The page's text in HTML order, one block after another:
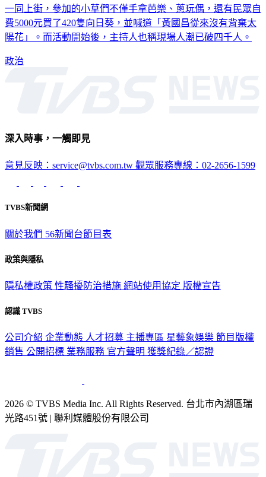
一同上街，參加的小草們不僅手拿芭樂、蔥玩偶，還有民眾自
費5000元買了420隻向日葵，並喊道「黃國昌從來沒有背棄太
陽花」。而活動開始後，主持人也稱現場人潮已破四千人。
政治
深入時事，一觸即見
意見反映：service@tvbs.com.tw 觀眾服務專線：02-2656-1599
TVBS新聞網
關於我們 56新聞台節目表
政策與隱私
隱私權政策 性騷擾防治措施 網站使用協定 版權宣告
認識 TVBS
公司介紹 企業動態 人才招募 主播專區 星藝象娛樂 節目版權
銷售 公開招標 業務服務 官方聲明 獲獎紀錄／認證
2026 © TVBS Media Inc. All Rights Reserved. 台北市內湖區瑞
光路451號 | 聯利媒體股份有限公司